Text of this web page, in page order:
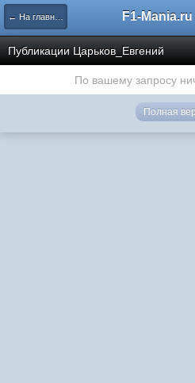
← На главную
Публикации Царьков_Евгений
По вашему запросу
Полная